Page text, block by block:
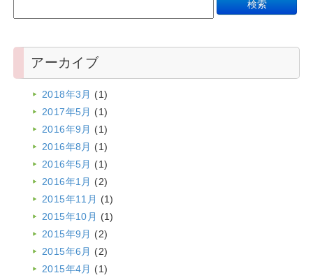
アーカイブ
2018年3月 (1)
2017年5月 (1)
2016年9月 (1)
2016年8月 (1)
2016年5月 (1)
2016年1月 (2)
2015年11月 (1)
2015年10月 (1)
2015年9月 (2)
2015年6月 (2)
2015年4月 (1)